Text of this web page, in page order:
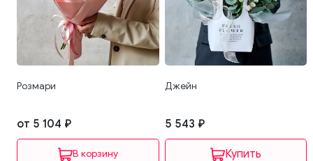
Розмари
от 5 104 ₽
В корзину
Джейн
5 543 ₽